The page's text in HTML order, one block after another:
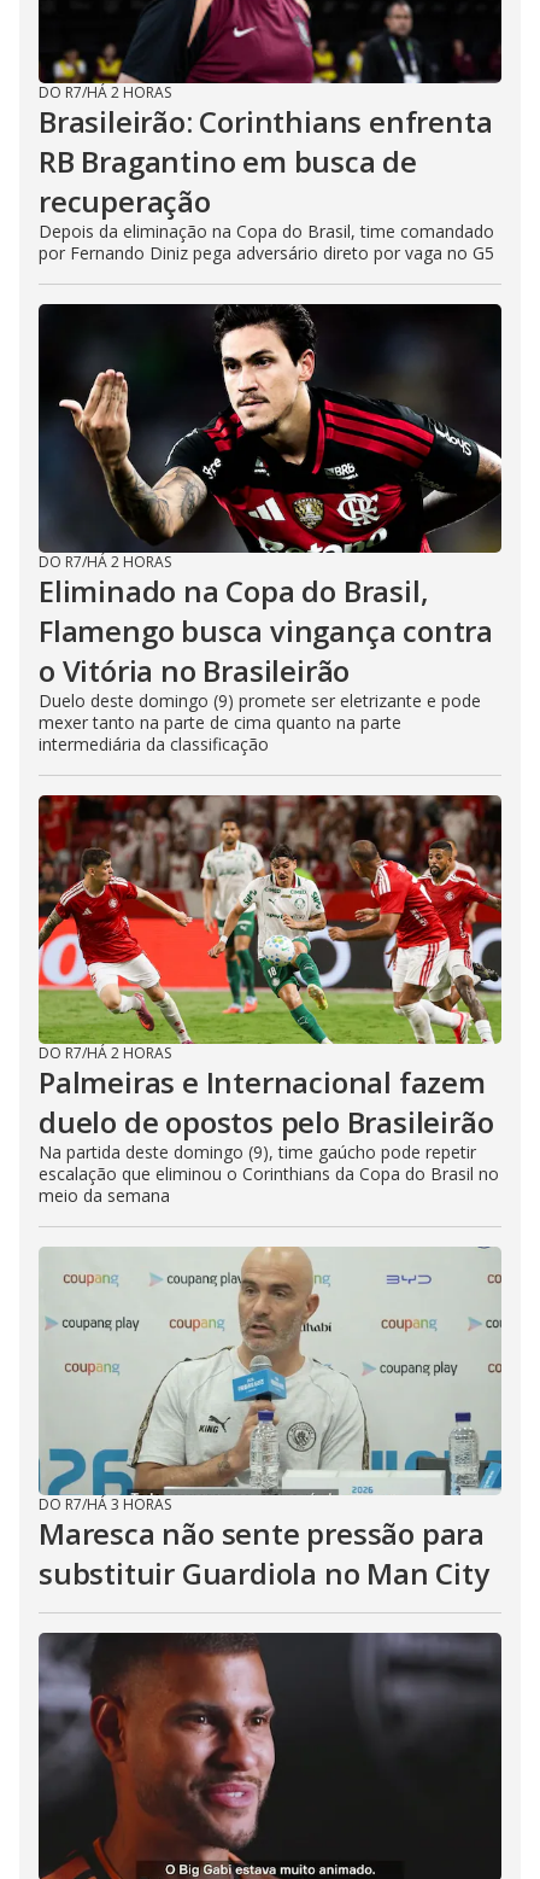
DO R7/HÁ 2 HORAS
Brasileirão: Corinthians enfrenta
RB Bragantino em busca de
recuperação
Depois da eliminação na Copa do Brasil, time comandado
por Fernando Diniz pega adversário direto por vaga no G5
DO R7/HÁ 2 HORAS
Eliminado na Copa do Brasil,
Flamengo busca vingança contra
o Vitória no Brasileirão
Duelo deste domingo (9) promete ser eletrizante e pode
mexer tanto na parte de cima quanto na parte
intermediária da classificação
DO R7/HÁ 2 HORAS
Palmeiras e Internacional fazem
duelo de opostos pelo Brasileirão
Na partida deste domingo (9), time gaúcho pode repetir
escalação que eliminou o Corinthians da Copa do Brasil no
meio da semana
DO R7/HÁ 3 HORAS
Maresca não sente pressão para
substituir Guardiola no Man City